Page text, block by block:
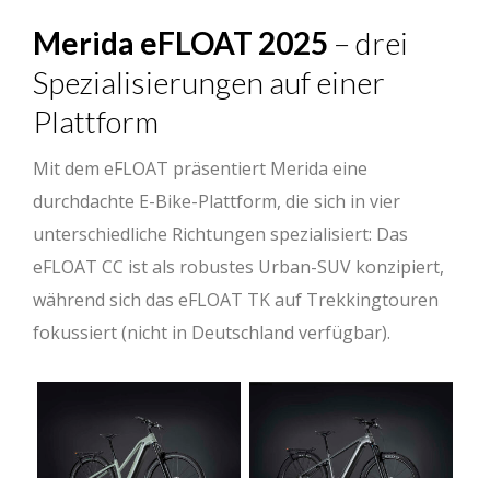
Merida eFLOAT 2025 – drei
Spezialisierungen auf einer
Plattform
Mit dem eFLOAT präsentiert Merida eine
durchdachte E-Bike-Plattform, die sich in vier
unterschiedliche Richtungen spezialisiert: Das
eFLOAT CC ist als robustes Urban-SUV konzipiert,
während sich das eFLOAT TK auf Trekkingtouren
fokussiert (nicht in Deutschland verfügbar).